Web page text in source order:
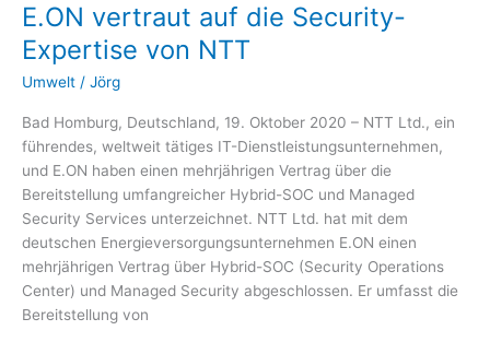
E.ON vertraut auf die Security-
Expertise von NTT
Umwelt / Jörg
Bad Homburg, Deutschland, 19. Oktober 2020 – NTT Ltd., ein
führendes, weltweit tätiges IT-Dienstleistungsunternehmen,
und E.ON haben einen mehrjährigen Vertrag über die
Bereitstellung umfangreicher Hybrid-SOC und Managed
Security Services unterzeichnet. NTT Ltd. hat mit dem
deutschen Energieversorgungsunternehmen E.ON einen
mehrjährigen Vertrag über Hybrid-SOC (Security Operations
Center) und Managed Security abgeschlossen. Er umfasst die
Bereitstellung von
die
Security-
Expertise
von